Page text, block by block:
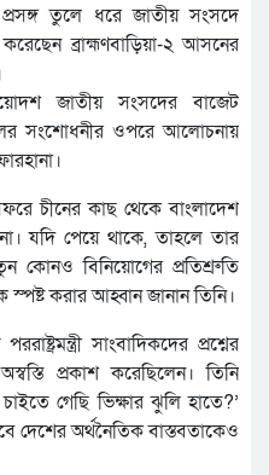
প্রসঙ্গ তুলে ধরে জাতীয় সংসদে
করেছেন ব্রাহ্মণবাড়িয়া-২ আসনের
জাতীয় সংসদের বাজেট
সংশোধনীর ওপরে আলোচনায়
চীনের কাছ থেকে বাংলাদেশ
যদি পেয়ে থাকে, তাহলে তার
কোনও বিনিয়োগের প্রতিশ্রুতি
করার আহ্বান জানান তিনি।
সাংবাদিকদের প্রশ্নের
প্রকাশ করেছিলেন। তিনি
গেছি ভিক্ষার ঝুলি হাতে?’
দেশের অর্থনৈতিক বাস্তবতাকেও